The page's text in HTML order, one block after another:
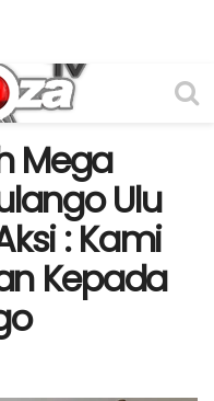
Mega
Ulu
: Kami
Kepada